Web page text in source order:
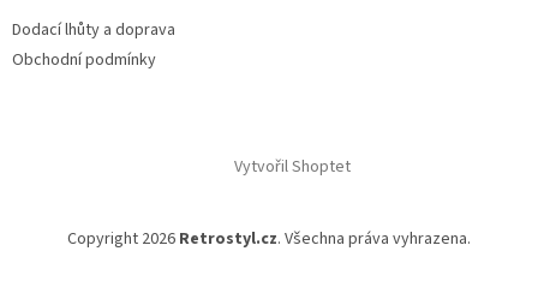
Dodací lhůty a doprava
Obchodní podmínky
Vytvořil Shoptet
Copyright 2026 Retrostyl.cz. Všechna práva vyhrazena.